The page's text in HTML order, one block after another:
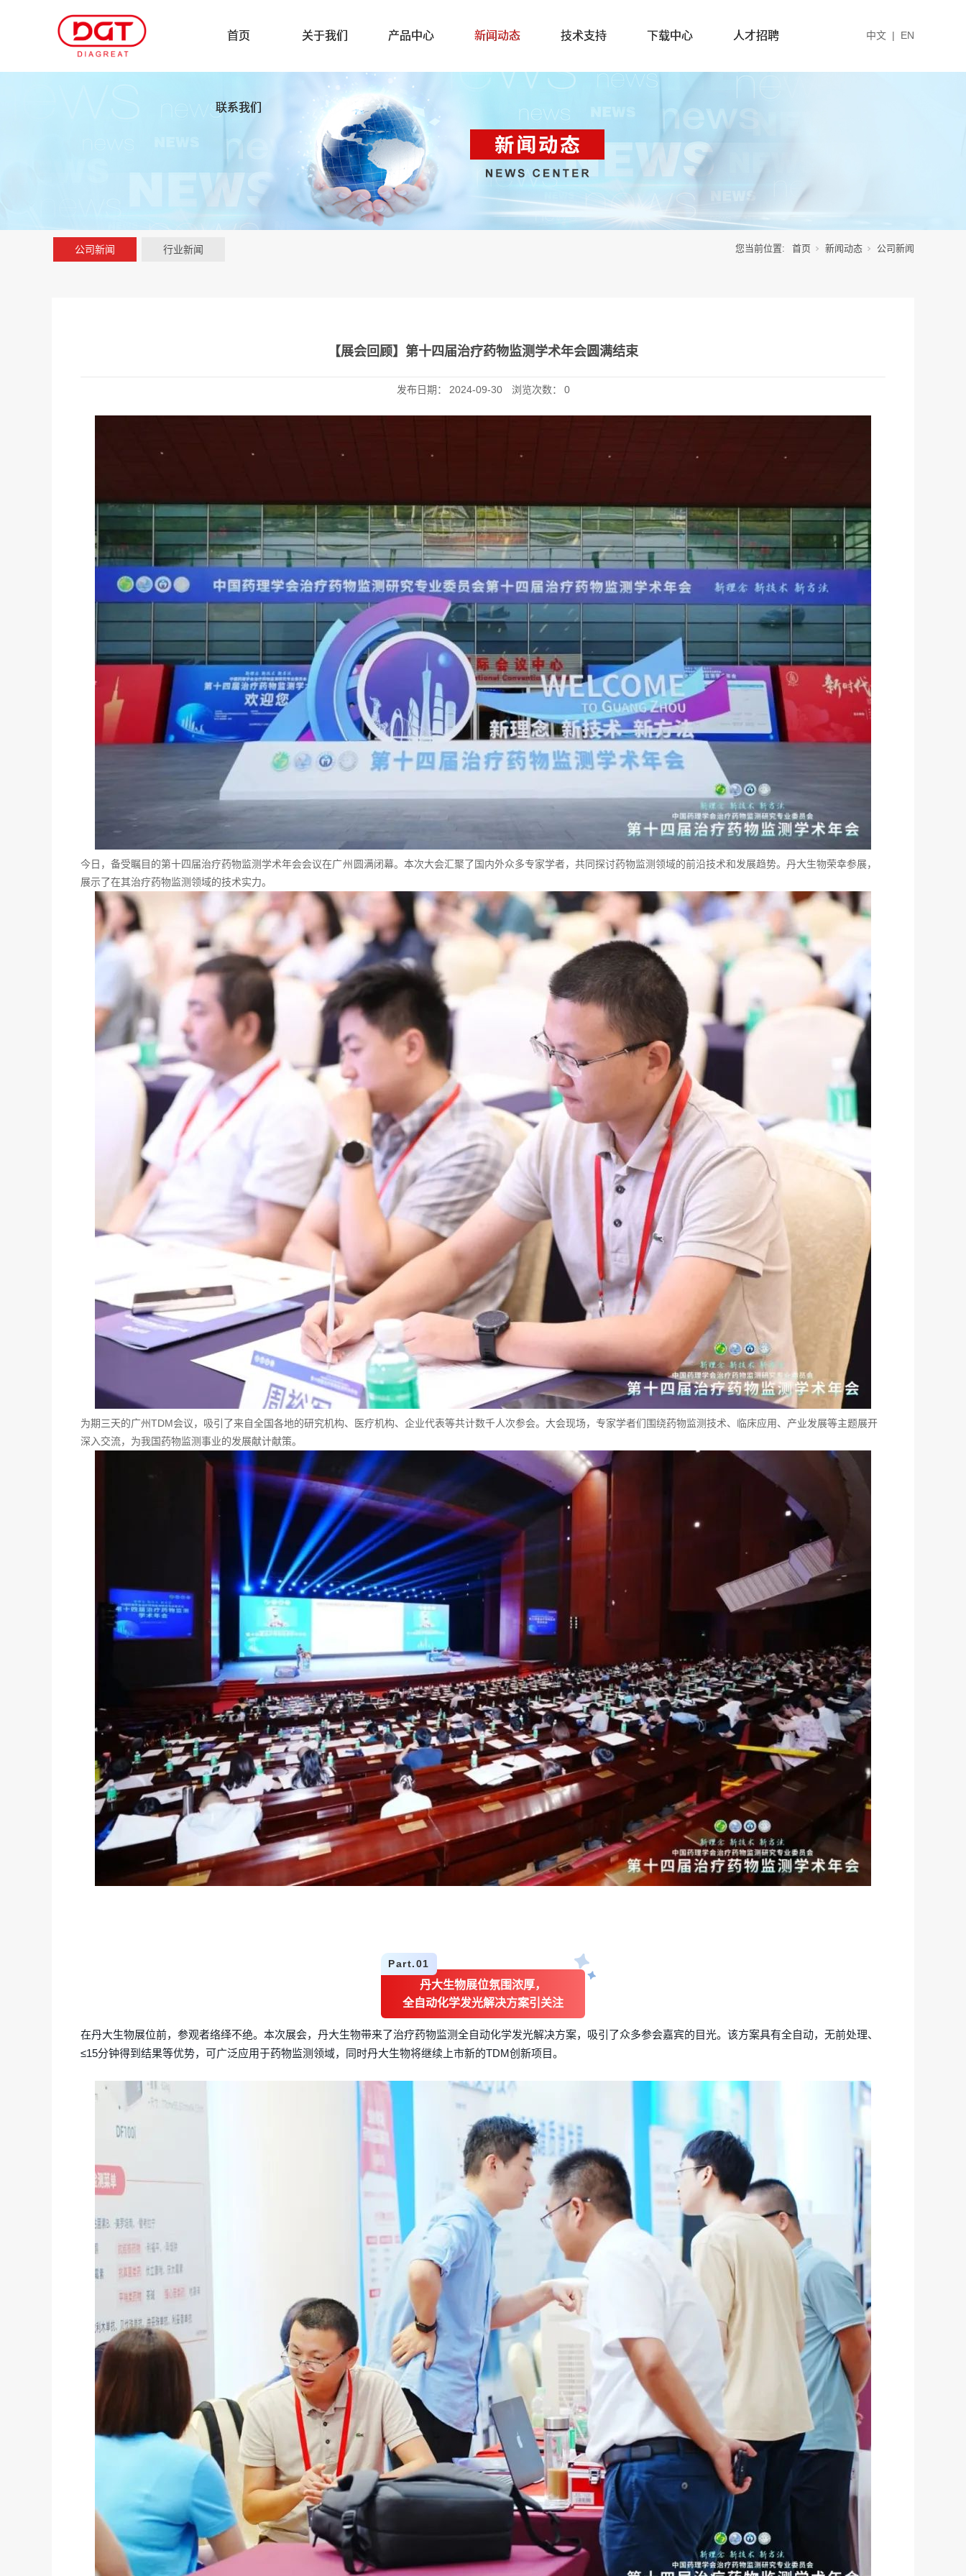
首页 关于我们 产品中心 新闻动态 技术支持 下载中心 人才招聘
联系我们
中文 | EN
公司新闻 行业新闻 您当前位置: 首页 新闻动态 公司新闻
【展会回顾】第十四届治疗药物监测学术年会圆满结束
发布日期： 2024-09-30 浏览次数： 0
今日，备受瞩目的第十四届治疗药物监测学术年会会议在广州 圆满闭幕。本次大会汇聚了国内外众多专家学者，共同探讨药物监测领域的前沿技术和发展趋势。丹大生物荣幸参展，
展示了在其治疗药物监测领域的技术实力。
为期三天的广州TDM会议，吸引了来自全国各地的研究机构、医疗机构、企业代表等共计数千人次参会。大会现场，专家学者们围绕药物监测技术、临床应用、产业发展等主题展开
深入交流，为我国药物监测事业的发展献计献策。
Part.01
丹大生物展位氛围浓厚，
全自动化学发光解决方案引关注
在丹大生物展位前，参观者络绎不绝。本次展会，丹大生物带来了治疗药物监测全自动化学发光解决方案，吸引了众多参会嘉宾的目光。该方案具有全自动，无前处理、
≤15分钟得到结果等优势，可广泛应用于药物监测领域，同时丹大生物将继续上市新的TDM创新项目。